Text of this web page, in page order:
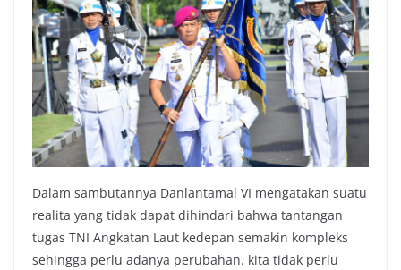
Dalam sambutannya Danlantamal VI mengatakan suatu
realita yang tidak dapat dihindari bahwa tantangan
tugas TNI Angkatan Laut kedepan semakin kompleks
sehingga perlu adanya perubahan. kita tidak perlu